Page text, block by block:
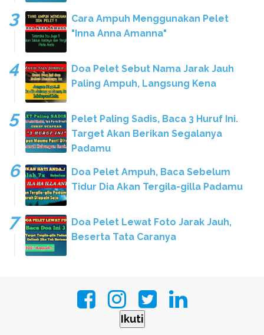
Cara Ampuh Menggunakan Pelet
"Inna Anna Amanna"
Doa Pelet Sebut Nama Jarak Jauh
Paling Ampuh, Langsung Kena
Pelet Paling Sadis, Baca 3 Huruf Ini.
Target Akan Berikan Segalanya
Padamu
Doa Pelet Ampuh, Baca Sebelum
Tidur Dia Akan Tergila-gilla Padamu
Doa Pelet Lewat Foto Jarak Jauh,
Beserta Tata Caranya
Ikuti